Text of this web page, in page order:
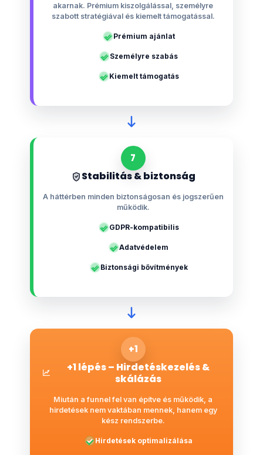
akarnak. Prémium kiszolgálással, személyre
szabott stratégiával és kiemelt támogatással.
Prémium ajánlat
Személyre szabás
Kiemelt támogatás
7
Stabilitás & biztonság
A háttérben minden biztonságosan és jogszerűen
működik.
GDPR-kompatibilis
Adatvédelem
Biztonsági bővítmények
+1
+1 lépés – Hirdetéskezelés &
skálázás
Miután a funnel fel van építve és működik, a
hirdetések nem vaktában mennek, hanem egy
kész rendszerbe.
Hirdetések optimalizálása